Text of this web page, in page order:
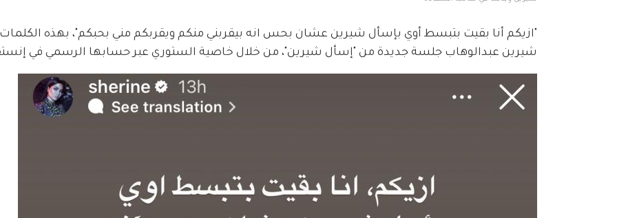
"ازيكم أنا بقيت بتبسط أوي بإسأل شيرين عشان بحس انه بيقربني منكم ويقربكم مني بحبكم"، بهذه
شيرين عبدالوهاب جلسة جديدة من "إسأل شيرين"، من خلال خاصية الستوري عبر حسابها الرسمي في